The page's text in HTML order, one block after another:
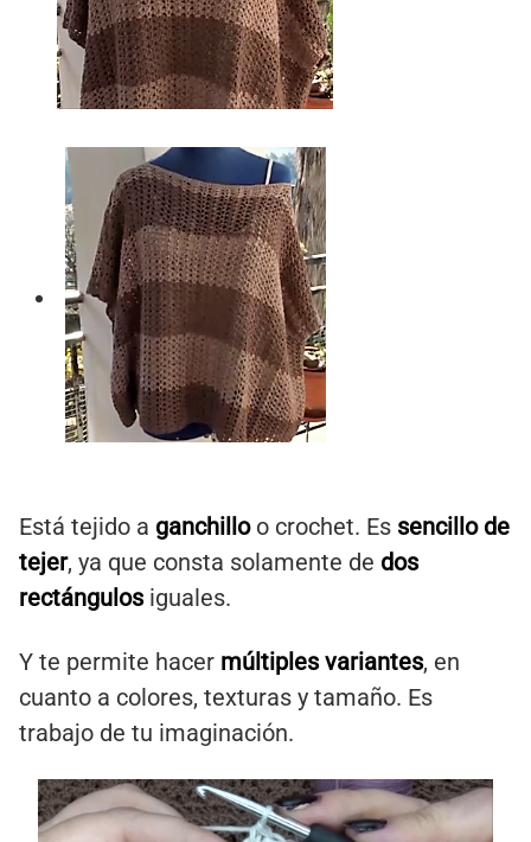
Está tejido a ganchilloo crochet. Es sencillo de
tejer, ya que consta solamente de dos
rectángulosiguales.
Y te permite hacer múltiples variantes, en
cuanto a colores, texturas y tamaño. Es
trabajo de tu imaginación.